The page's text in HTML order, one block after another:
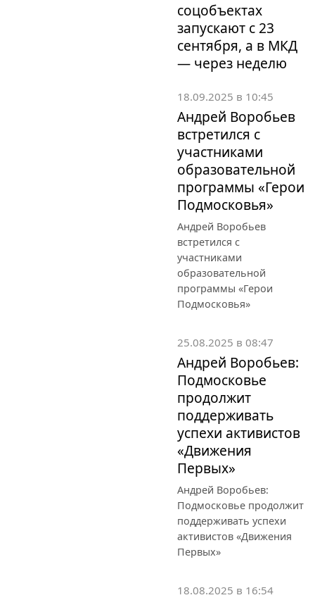
соцобъектах
запускают с 23
сентября, а в МКД
— через неделю
18.09.2025 в 10:45
Андрей Воробьев
встретился с
участниками
образовательной
программы «Герои
Подмосковья»
Андрей Воробьев
встретился с
участниками
образовательной
программы «Герои
Подмосковья»
25.08.2025 в 08:47
Андрей Воробьев:
Подмосковье
продолжит
поддерживать
успехи активистов
«Движения
Первых»
Андрей Воробьев:
Подмосковье продолжит
поддерживать успехи
активистов «Движения
Первых»
18.08.2025 в 16:54